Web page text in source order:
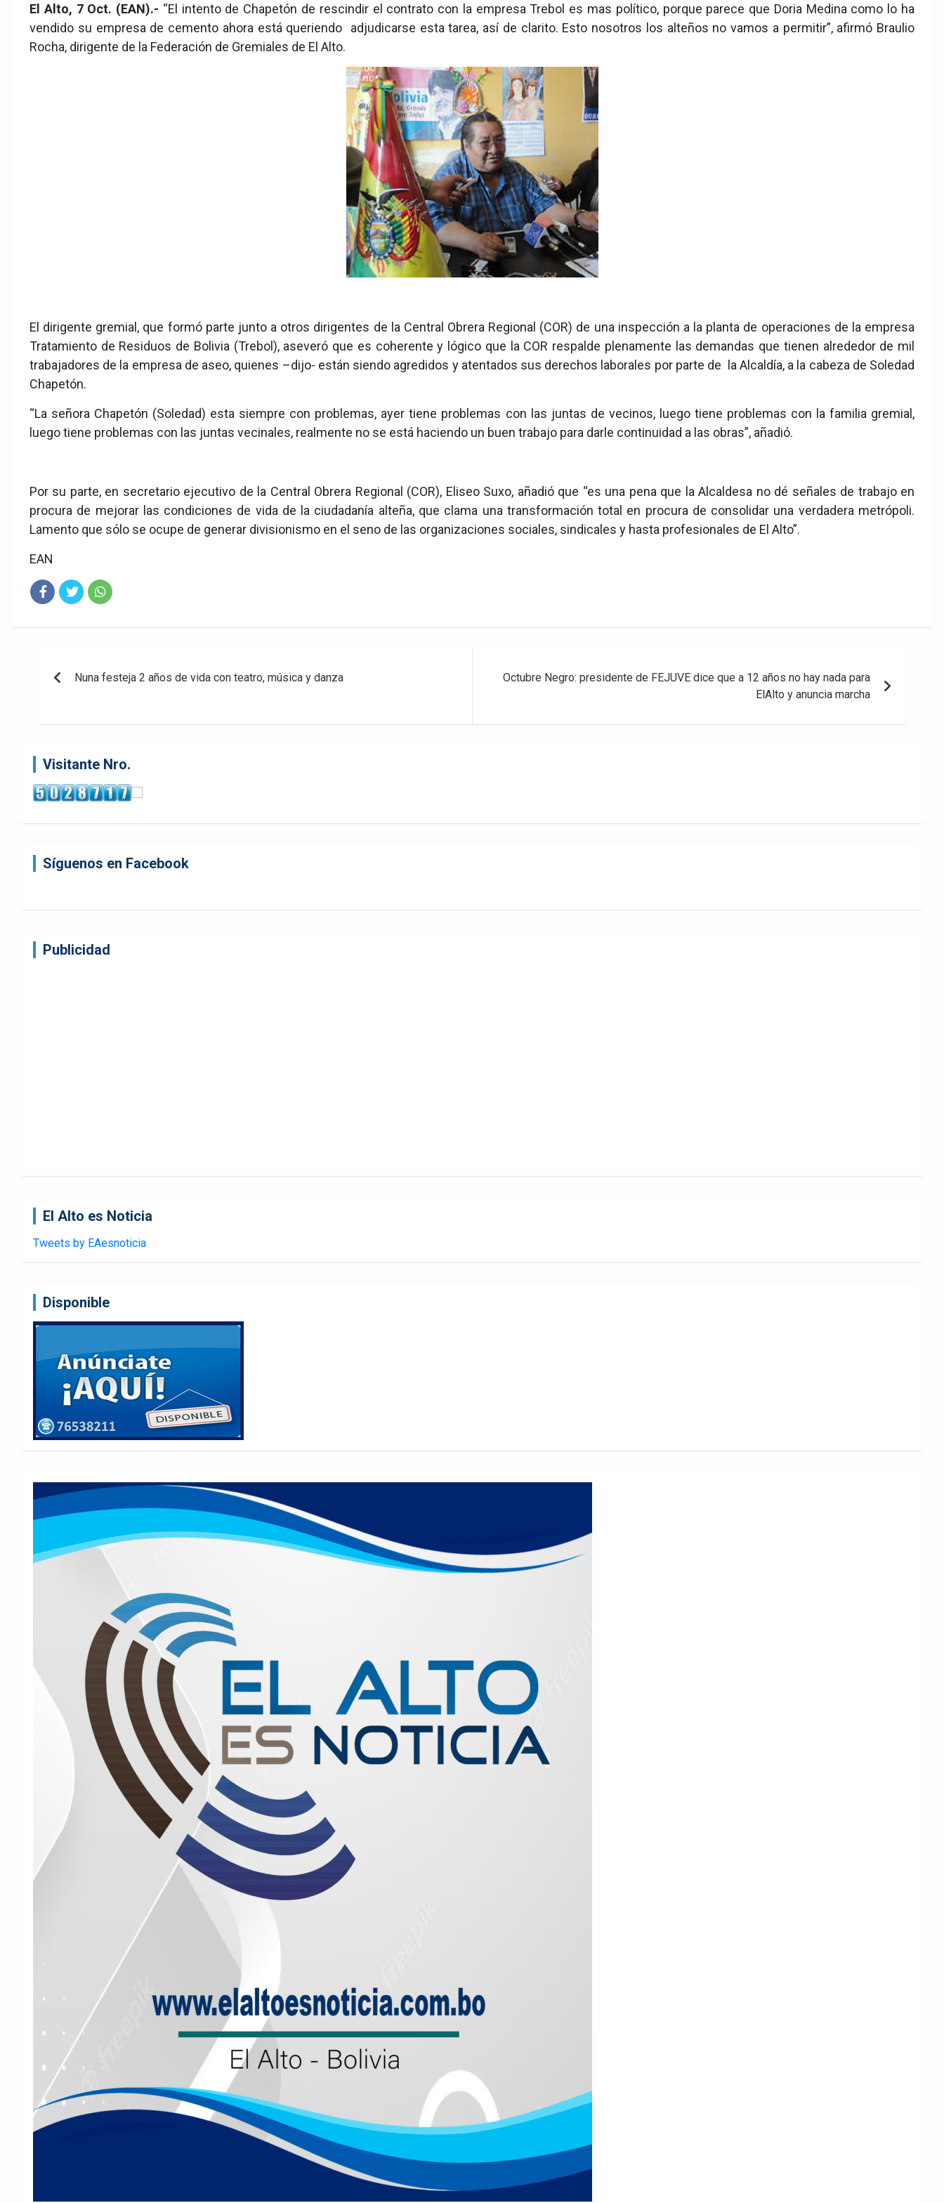
Fac
eb
ook
Twit
ter
Wha
tsA
pp
El Alto, 7 Oct. (EAN).- “El intento de Chapetón de rescindir el contrato con la empresa Trebol es mas político, porque parece que Doria Medina como lo ha
vendido su empresa de cemento ahora está queriendo adjudicarse esta tarea, así de clarito. Esto nosotros los alteños no vamos a permitir”, afirmó Braulio
Rocha, dirigente de la Federación de Gremiales de El Alto.
El dirigente gremial, que formó parte junto a otros dirigentes de la Central Obrera Regional (COR) de una inspección a la planta de operaciones de la empresa
Tratamiento de Residuos de Bolivia (Trebol), aseveró que es coherente y lógico que la COR respalde plenamente las demandas que tienen alrededor de mil
trabajadores de la empresa de aseo, quienes –dijo- están siendo agredidos y atentados sus derechos laborales por parte de la Alcaldía, a la cabeza de Soledad
Chapetón.
“La señora Chapetón (Soledad) esta siempre con problemas, ayer tiene problemas con las juntas de vecinos, luego tiene problemas con la familia gremial,
luego tiene problemas con las juntas vecinales, realmente no se está haciendo un buen trabajo para darle continuidad a las obras”, añadió.
Por su parte, en secretario ejecutivo de la Central Obrera Regional (COR), Eliseo Suxo, añadió que “es una pena que la Alcaldesa no dé señales de trabajo en
procura de mejorar las condiciones de vida de la ciudadanía alteña, que clama una transformación total en procura de consolidar una verdadera metrópoli.
Lamento que sólo se ocupe de generar divisionismo en el seno de las organizaciones sociales, sindicales y hasta profesionales de El Alto”.
EAN
de
Nuna festeja 2 años de vida con teatro, música y danza
Octubre Negro: presidente de FEJUVE dice que a 12 años no hay nada para
ElAlto y anuncia marcha
Visitante Nro.
Síguenos en Facebook
Publicidad
El Alto es Noticia
Tweets by EAesnoticia
Disponible